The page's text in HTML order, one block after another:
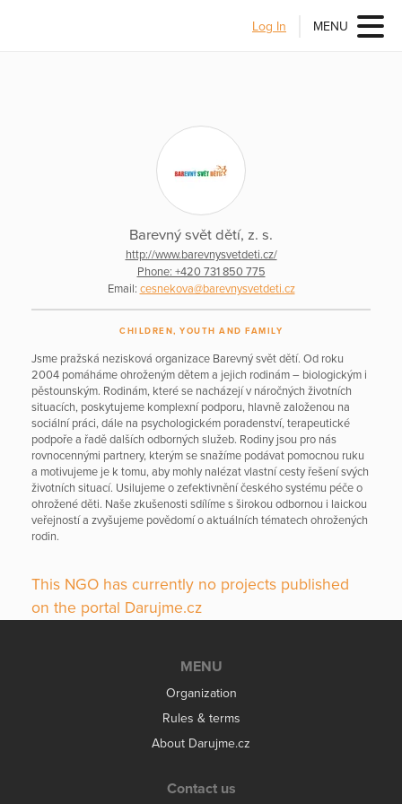
Log In MENU
Barevný svět dětí, z. s.
http://www.barevnysvetdeti.cz/
Phone: +420 731 850 775
Email: cesnekova@barevnysvetdeti.cz
CHILDREN, YOUTH AND FAMILY
Jsme pražská nezisková organizace Barevný svět dětí. Od roku
2004 pomáháme ohroženým dětem a jejich rodinám – biologickým i
pěstounským. Rodinám, které se nacházejí v náročných životních
situacích, poskytujeme komplexní podporu, hlavně založenou na
sociální práci, dále na psychologickém poradenství, terapeutické
podpoře a řadě dalších odborných služeb. Rodiny jsou pro nás
rovnocennými partnery, kterým se snažíme podávat pomocnou ruku
a motivujeme je k tomu, aby mohly nalézat vlastní cesty řešení svých
životních situací. Usilujeme o zefektivnění českého systému péče o
ohrožené děti. Naše zkušenosti sdílíme s širokou odbornou i laickou
veřejností a zvyšujeme povědomí o aktuálních tématech ohrožených
rodin.
This NGO has currently no projects published
on the portal Darujme.cz
MENU
Organization
Rules & terms
About Darujme.cz
Contact us